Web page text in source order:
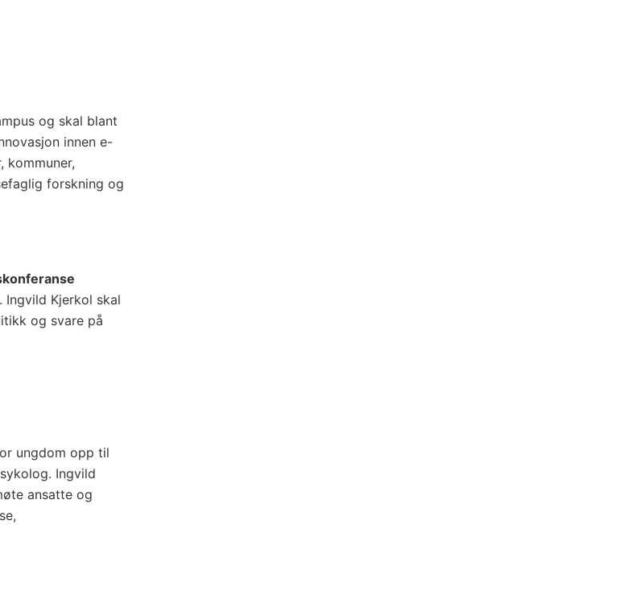
og skal blant
innen e-
kommuner,
forskning og
Ingvild Kjerkol skal
og svare på
ungdom opp til
Ingvild
ansatte og